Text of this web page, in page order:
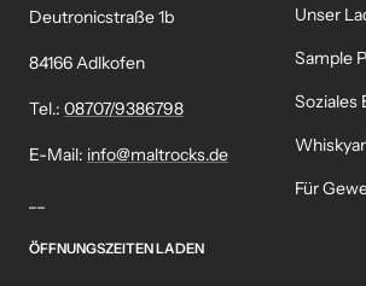
Deutronicstraße 1b
84166 Adlkofen
Tel.: 08707/9386798
E-Mail: info@maltrocks.de
ÖFFNUNGSZEITEN LADEN
Unser
Sample
Soziales
Für